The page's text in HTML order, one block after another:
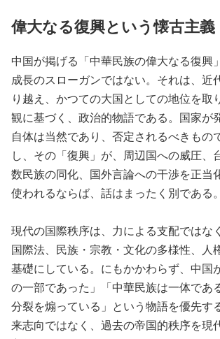
偉大なる復興という懐古主義
中国が掲げる「中華民族の偉大なる復興
成長のスローガンではない。それは、近
り越え、かつての大国としての地位を取
観に基づく、政治的物語である。国家が
自体は当然であり、否定されるべきもの
し、その「復興」が、周辺国への威圧、
数民族の同化、国外言論への干渉を正当
使われるならば、話はまったく別である。
現代の国際秩序は、力による支配ではな
国際法、民族・宗教・文化の多様性、人
基礎にしている。にもかかわらず、中国
の一部であった」「中華民族は一体であ
分裂を煽っている」という物語を優先す
来志向ではなく、過去の帝国的秩序を現